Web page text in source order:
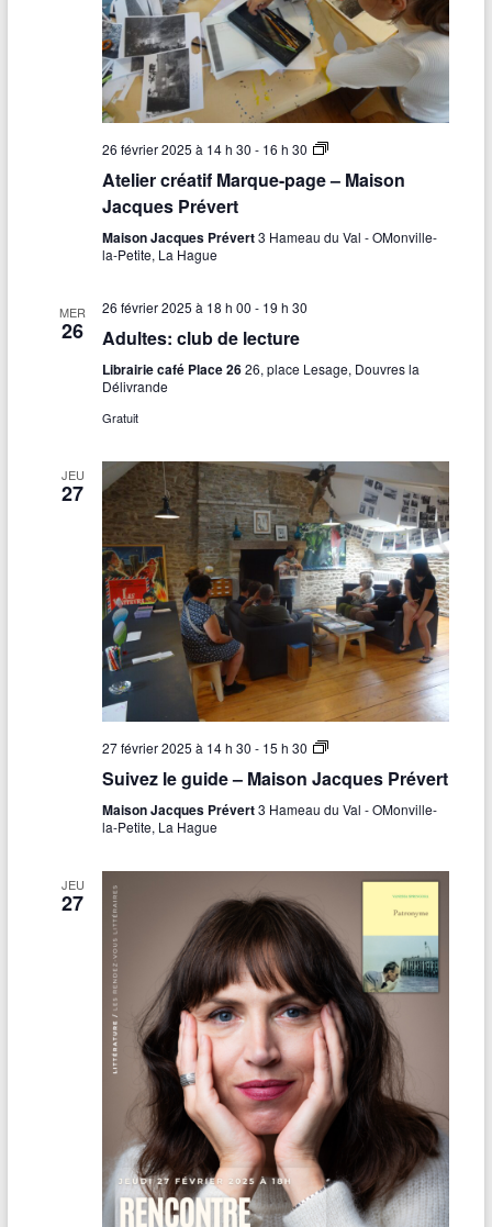
M
a
i
s
o
J
a
P
26 février 2025 à 14 h 30 - 16 h 30
A
e
e
f
u
e
-
p
a
g
e
–
M
a
i
s
a
c
u
s
é
t
Atelier créatif Marque-page – Maison
Jacques Prévert
Maison Jacques Prévert3 Hameau du Val - OMonville-
la-Petite, La Hague
MER
26
26 février 2025 à 18 h 00 - 19 h 30
Adultes: club de lecture
Librairie café Place 2626, place Lesage, Douvres la
Délivrande
Gratuit
JEU
27
27 février 2025 à 14 h 30 - 15 h 30
S
i
e
e
i
d
e
–
M
a
i
s
o
n
J
a
c
e
s
Suivez le guide – Maison Jacques Prévert
Maison Jacques Prévert3 Hameau du Val - OMonville-
la-Petite, La Hague
JEU
27